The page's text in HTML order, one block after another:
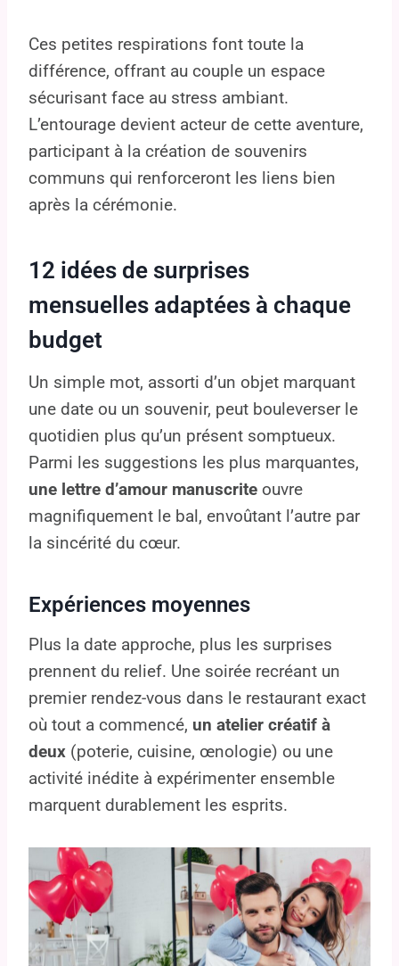
Ces petites respirations font toute la
différence, offrant au couple un espace
sécurisant face au stress ambiant.
L’entourage devient acteur de cette aventure,
participant à la création de souvenirs
communs qui renforceront les liens bien
après la cérémonie.
12 idées de surprises
mensuelles adaptées à chaque
budget
Un simple mot, assorti d’un objet marquant
une date ou un souvenir, peut bouleverser le
quotidien plus qu’un présent somptueux.
Parmi les suggestions les plus marquantes,
une lettre d’amour manuscrite ouvre
magnifiquement le bal, envoûtant l’autre par
la sincérité du cœur.
Expériences moyennes
Plus la date approche, plus les surprises
prennent du relief. Une soirée recréant un
premier rendez-vous dans le restaurant exact
où tout a commencé, un atelier créatif à
deux (poterie, cuisine, œnologie) ou une
activité inédite à expérimenter ensemble
marquent durablement les esprits.